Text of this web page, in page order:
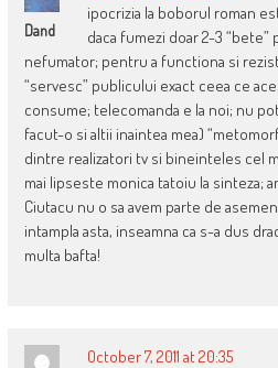
Dand
ipocrizia la boborul roman
daca fumezi doar 2-3 “bete”
nefumator; pentru a functiona si
“servesc” publicului exact ceea ce
consume; telecomanda e la noi; nu
facut-o si altii inaintea mea)
dintre realizatori tv si bineinteles cel
mai lipseste monica tatoiu la sinteza;
Ciutacu nu o sa avem parte de
intampla asta, inseamna ca s-a dus
multa bafta!
October 7, 2011 at 20:35